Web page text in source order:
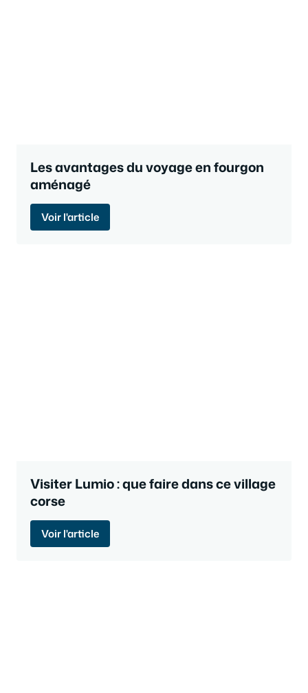
Les avantages du voyage en fourgon
aménagé
Voir l'article
Visiter Lumio : que faire dans ce village
corse
Voir l'article